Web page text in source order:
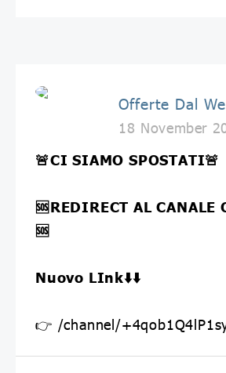
Offerte Dal
18 November
🚨CI SIAMO SPOSTATI🚨
🆘REDIRECT AL CANALE
🆘
Nuovo LInk⬇️⬇️
👉 /channel/